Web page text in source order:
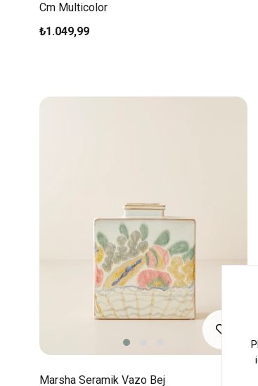
Cm Multicolor
₺1.049,99
Marsha Seramik Vazo Bej